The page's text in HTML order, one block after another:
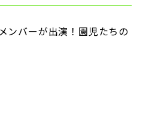
ンバーが出演！園児たちの